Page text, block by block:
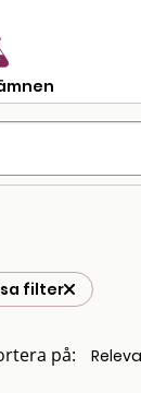
filter
på: